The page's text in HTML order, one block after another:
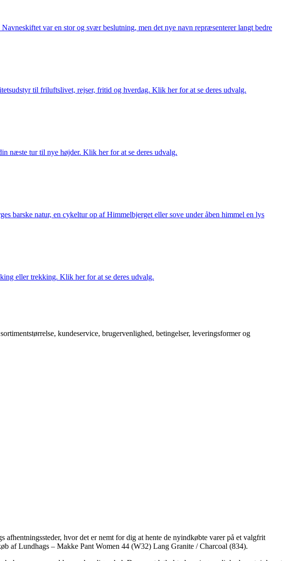
var en stor og svær beslutning, men det nye navn repræsenterer langt bedre
til friluftslivet, rejser, fritid og hverdag. Klik her for at se deres udvalg.
næste tur til nye højder. Klik her for at se deres udvalg.
barske natur, en cykeltur op af Himmelbjerget eller sove under åben himmel en lys
eller trekking. Klik her for at se deres udvalg.
kundeservice, brugervenlighed, betingelser, leveringsformer og
hvor det er nemt for dig at hente de nyindkøbte varer på et valgfrit
af Lundhags – Makke Pant Women 44 (W32) Lang Granite / Charcoal (834).